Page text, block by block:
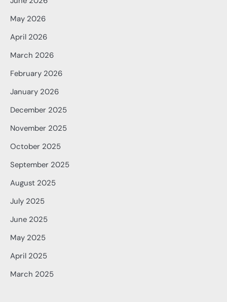
May 2026
April 2026
March 2026
February 2026
January 2026
December 2025
November 2025
October 2025
September 2025
August 2025
July 2025
June 2025
May 2025
April 2025
March 2025